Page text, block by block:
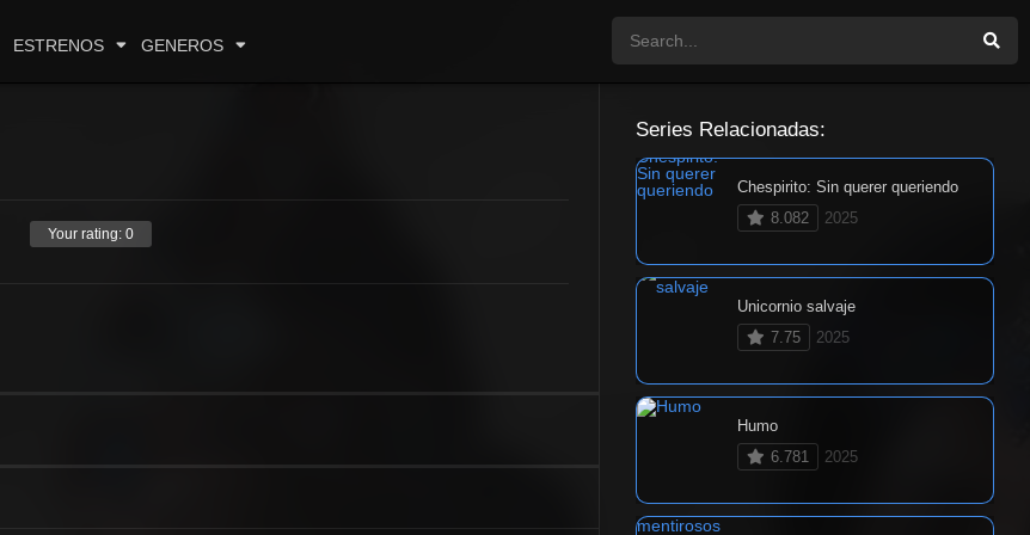
ESTRENOS GENEROS
Your rating: 0
Series Relacionadas:
Chespirito: Sin querer queriendo
8.082
2025
Unicornio salvaje
7.75
2025
Humo
6.781
2025